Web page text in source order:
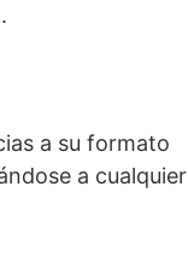
a su formato
a cualquier